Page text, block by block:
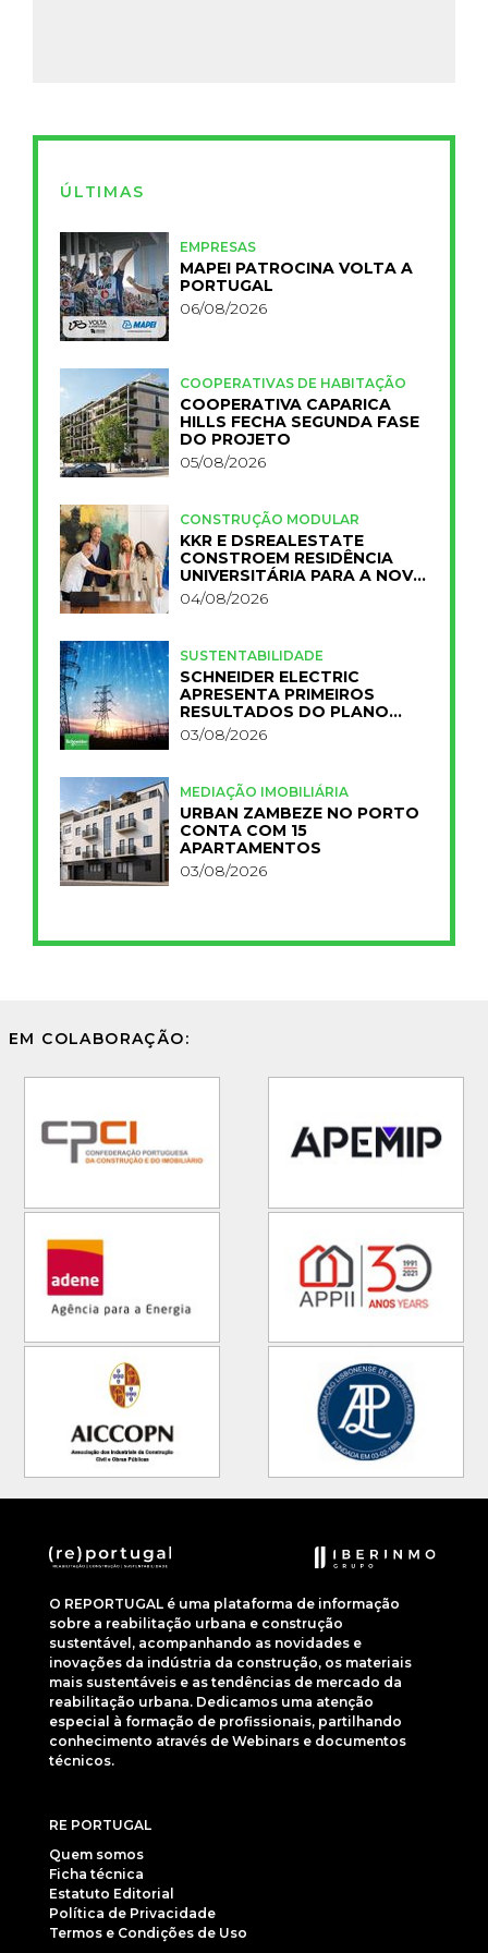
ÚLTIMAS
EMPRESAS
MAPEI PATROCINA VOLTA A
PORTUGAL
06/08/2026
COOPERATIVAS DE HABITAÇÃO
COOPERATIVA CAPARICA
HILLS FECHA SEGUNDA FASE
DO PROJETO
05/08/2026
CONSTRUÇÃO MODULAR
KKR E DSREALESTATE
CONSTROEM RESIDÊNCIA
UNIVERSITÁRIA PARA A NOVA
FCT
04/08/2026
SUSTENTABILIDADE
SCHNEIDER ELECTRIC
APRESENTA PRIMEIROS
RESULTADOS DO PLANO
IMPACT 2030
03/08/2026
MEDIAÇÃO IMOBILIÁRIA
URBAN ZAMBEZE NO PORTO
CONTA COM 15
APARTAMENTOS
03/08/2026
EM COLABORAÇÃO:
O REPORTUGAL é uma plataforma de informação
sobre a reabilitação urbana e construção
sustentável, acompanhando as novidades e
inovações da indústria da construção, os materiais
mais sustentáveis e as tendências de mercado da
reabilitação urbana. Dedicamos uma atenção
especial à formação de profissionais, partilhando
conhecimento através de Webinars e documentos
técnicos.
RE PORTUGAL
Quem somos
Ficha técnica
Estatuto Editorial
Política de Privacidade
Termos e Condições de Uso